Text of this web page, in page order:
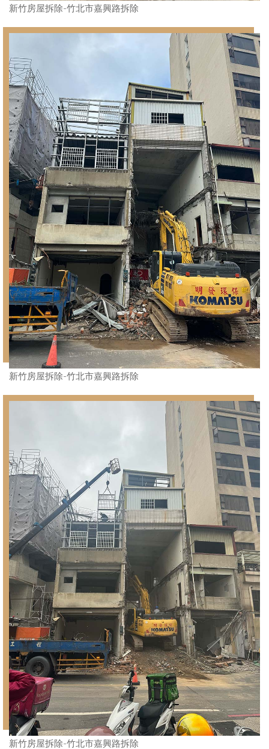
新竹房屋拆除-竹北市嘉興路拆除
新竹房屋拆除-竹北市嘉興路拆除
新竹房屋拆除-竹北市嘉興路拆除